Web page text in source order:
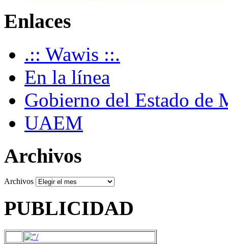
Enlaces
.:: Wawis ::.
En la línea
Gobierno del Estado de
UAEM
Archivos
Archivos
PUBLICIDAD